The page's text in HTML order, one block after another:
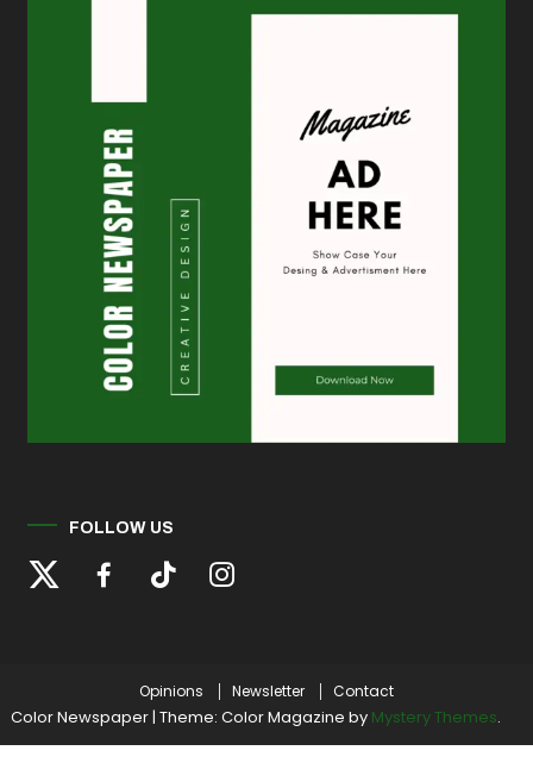
FOLLOW US
Opinions Newsletter Contact
Color Newspaper | Theme: Color Magazine by Mystery Themes.